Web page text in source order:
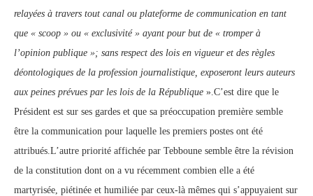
relayées à travers tout canal ou plateforme de communication en tant
que « scoop » ou « exclusivité » ayant pour but de « tromper à
l’opinion publique »; sans respect des lois en vigueur et des règles
déontologiques de la profession journalistique, exposeront leurs auteurs
aux peines prévues par les lois de la République ».C’est dire que le
Président est sur ses gardes et que sa préoccupation première semble
être la communication pour laquelle les premiers postes ont été
attribués.L’autre priorité affichée par Tebboune semble être la révision
de la constitution dont on a vu récemment combien elle a été
martyrisée, piétinée et humiliée par ceux-là mêmes qui s’appuyaient sur